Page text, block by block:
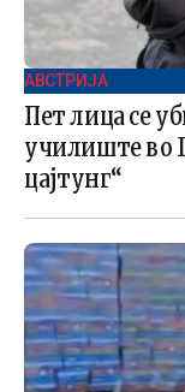
АВСТРИЈА
Пет лица се
училиште во
цајтунг“